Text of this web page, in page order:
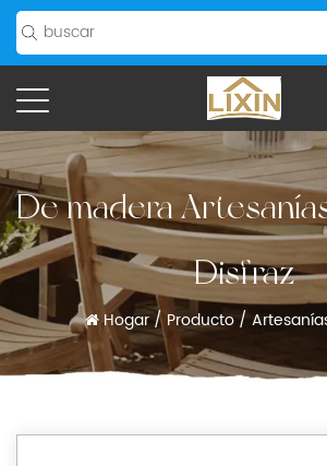
De madera
Disfraz
Hogar/Producto/